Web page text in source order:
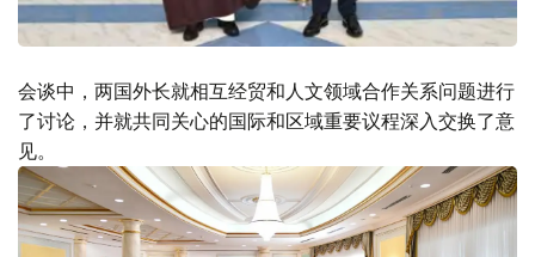
会谈中，两国外长就相互经贸和人文领域合作关系问题进行
了讨论，并就共同关心的国际和区域重要议程深入交换了意
见。